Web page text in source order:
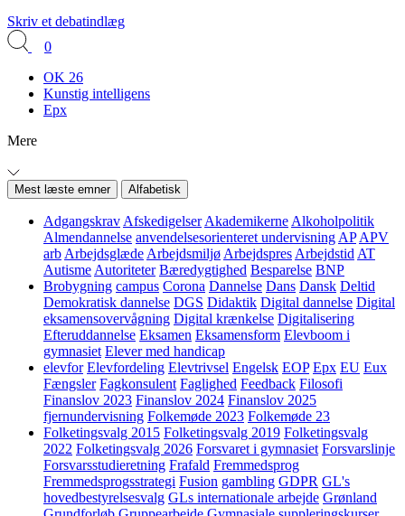
Skriv et debatindlæg
0
OK 26
Kunstig intelligens
Epx
Mere
Mest læste emner Alfabetisk
Adgangskrav Afskedigelser Akademikerne Alkoholpolitik
Almendannelse anvendelsesorienteret undervisning AP APV
arb Arbejdsglæde Arbejdsmiljø Arbejdspres Arbejdstid AT
Autisme Autoriteter Bæredygtighed Besparelse BNP
Brobygning campus Corona Dannelse Dans Dansk Deltid
Demokratisk dannelse DGS Didaktik Digital dannelse Digital
eksamensovervågning Digital krænkelse Digitalisering
Efteruddannelse Eksamen Eksamensform Elevboom i
gymnasiet Elever med handicap
elevfor Elevfordeling Elevtrivsel Engelsk EOP Epx EU Eux
Fængsler Fagkonsulent Faglighed Feedback Filosofi
Finanslov 2023 Finanslov 2024 Finanslov 2025
fjernundervisning Folkemøde 2023 Folkemøde 23
Folketingsvalg 2015 Folketingsvalg 2019 Folketingsvalg
2022 Folketingsvalg 2026 Forsvaret i gymnasiet Forsvarslinje
Forsvarsstudieretning Frafald Fremmedsprog
Fremmedsprogsstrategi Fusion gambling GDPR GL's
hovedbestyrelsesvalg GLs internationale arbejde Grønland